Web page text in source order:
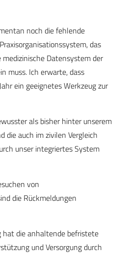
noch die fehlende
das
Datensystem der
muss. Ich erwarte, dass
ein geeignetes Werkzeug zur
als bisher hinter unserem
die auch im zivilen Vergleich
unser integriertes System
von
die Rückmeldungen
hat die anhaltende befristete
und Versorgung durch